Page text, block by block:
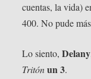
cuentas, la vida)
400. No pude
Lo siento,Delany
Tritón un 3.